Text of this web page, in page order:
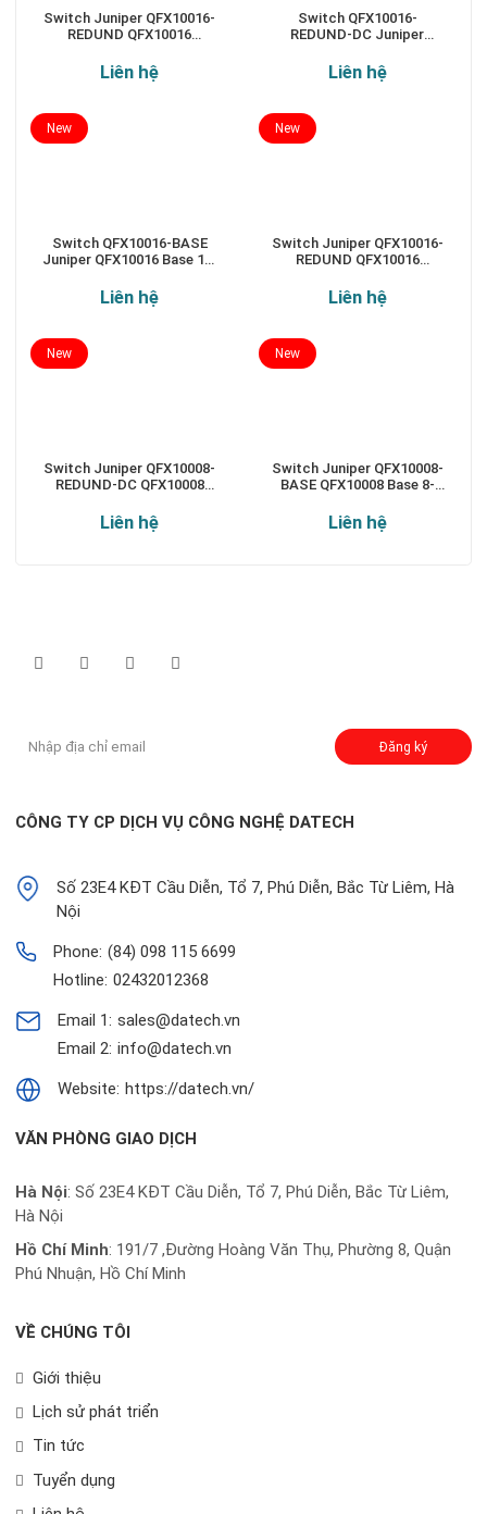
Switch Juniper QFX10016-
REDUND QFX10016
Liên hệ
Switch QFX10016-
REDUND-DC Juniper
slot chassis
Liên hệ
Switch QFX10016-BASE
Juniper QFX10016 Base 16-
Liên hệ
New
Switch Juniper QFX10016-
REDUND QFX10016
Liên hệ
New
Switch Juniper QFX10008-
REDUND-DC QFX10008
Liên hệ
New
Switch Juniper QFX10008-
BASE QFX10008 Base 8-
Liên hệ
New
Đăng ký
CÔNG TY CP DỊCH VỤ CÔNG NGHỆ DATECH
Số 23E4 KĐT Cầu Diễn, Tổ 7, Phú Diễn, Bắc Từ Liêm, Hà
Nội
Phone: (84) 098 115 6699
Hotline: 02432012368
Email 1: sales@datech.vn
Email 2: info@datech.vn
Website: https://datech.vn/
VĂN PHÒNG GIAO DỊCH
Hà Nội: Số 23E4 KĐT Cầu Diễn, Tổ 7, Phú Diễn, Bắc Từ Liêm,
Hà Nội
Hồ Chí Minh: 191/7 ,Đường Hoàng Văn Thụ, Phường 8, Quận
Phú Nhuận, Hồ Chí Minh
VỀ CHÚNG TÔI
Giới thiệu
Lịch sử phát triển
Tin tức
Tuyển dụng